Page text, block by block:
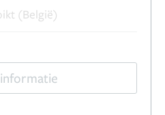
(België)